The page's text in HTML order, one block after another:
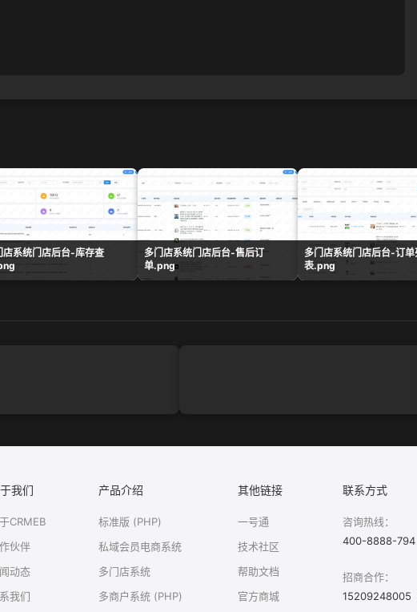
店系统门店后台-库存查
多门店系统门店后台-售后订
单.png
多门店系统门店后台-订单
表.png
我们
CRMEB
伙伴
动态
我们
产品介绍
标准版 (PHP)
私域会员电商系统
多门店系统
多商户系统 (PHP)
其他链接
一号通
技术社区
帮助文档
官方商城
联系方式
咨询热线：
400-8888-794
招商合作：
15209248005